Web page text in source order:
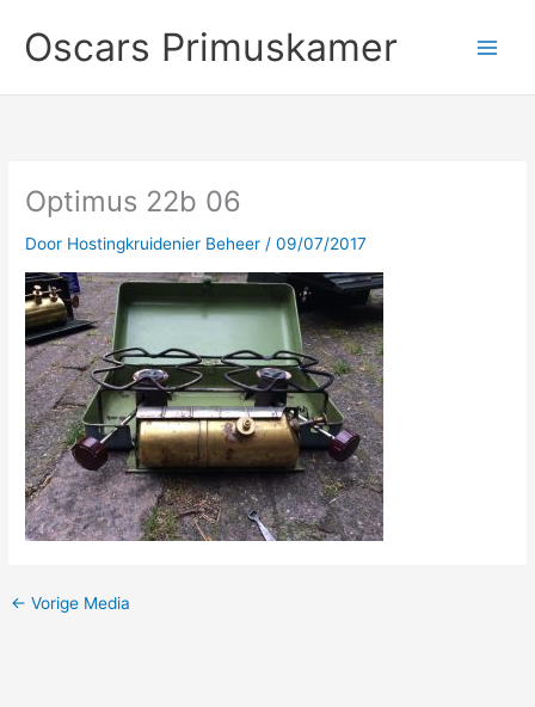
naar
inhoud
Oscars Primuskamer
Optimus 22b 06
Door Hostingkruidenier Beheer /09/07/2017
← Vorige Media